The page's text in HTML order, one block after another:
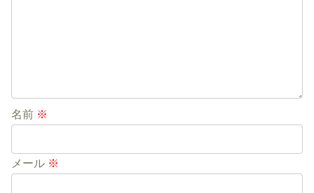
名前 ※
メール ※